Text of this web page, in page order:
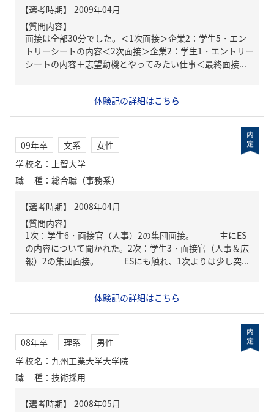
【質問内容】
面接は全部30分でした。＜1次面接＞企業2：学生5・エン
トリーシートの内容＜2次面接＞企業2：学生1・エントリー
シートの内容＋志望動機とやってみたい仕事＜最終面接...
体験記の詳細はこちら
09年卒 文系
女性
学校名 ： 上智大学
職種 ： 総合職（事務系）
【質問内容】
1次：学生6・面接官（人事）2の集団面接。 主にES
の内容について聞かれた。2次：学生3・面接官（人事＆広
報）2の集団面接。 ESにも触れ、1次よりは少し突...
体験記の詳細はこちら
08年卒 理系
男性
学校名 ： 九州工業大学大学院
職種 ： 技術採用